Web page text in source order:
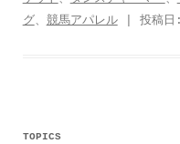
o e a
グ、 競馬アパレル| 投稿
TOPICS